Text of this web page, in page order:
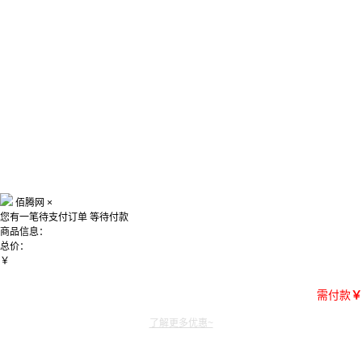
佰腾网 ×
您有一笔待支付订单 等待付款
商品信息：
总价：
￥
需付款￥
了解更多优惠~